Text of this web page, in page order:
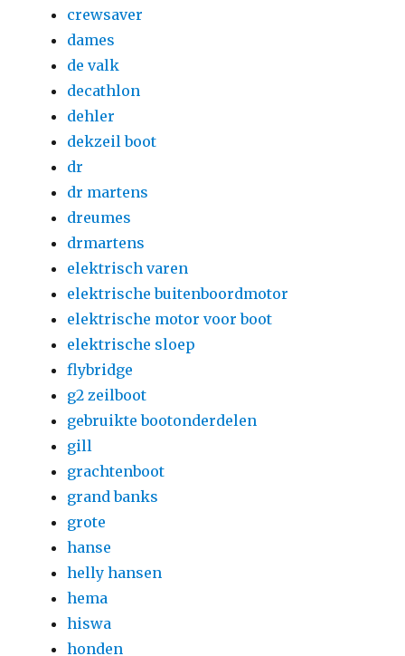
crewsaver
dames
de valk
decathlon
dehler
dekzeil boot
dr
dr martens
dreumes
drmartens
elektrisch varen
elektrische buitenboordmotor
elektrische motor voor boot
elektrische sloep
flybridge
g2 zeilboot
gebruikte bootonderdelen
gill
grachtenboot
grand banks
grote
hanse
helly hansen
hema
hiswa
honden